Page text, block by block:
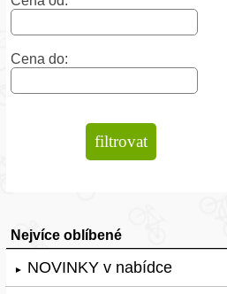
Cena do:
Nejvíce oblíbené
► NOVINKY v nabídce